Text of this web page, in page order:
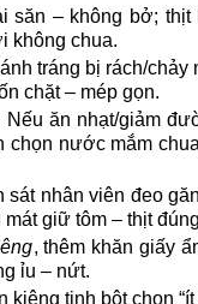
săn – không bở; thịt
không chua.
tráng bị rách/
chặt – mép gọn.
Nếu ăn nhạt/giảm
nước mắm
sát nhân viên đeo
giữ tôm – thịt
, thêm khăn giấy
ỉu – nứt.
kiêng tinh bột chọn